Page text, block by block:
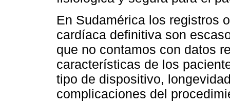
En Sudamérica los registros
cardíaca definitiva son
que no contamos con datos
características de los
tipo de dispositivo,
complicaciones del